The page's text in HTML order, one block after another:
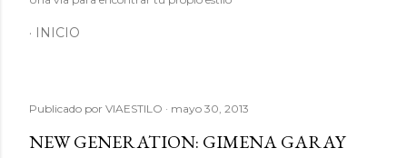
INICIO
Publicado por VIAESTILO mayo 30, 2013
NEW GENERATION: GIMENA GARAY